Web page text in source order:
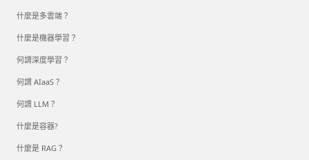
什麼是多雲端？
什麼是機器學習？
何謂深度學習？
何謂 AIaaS？
何謂 LLM？
什麼是容器?
什麼是 RAG？